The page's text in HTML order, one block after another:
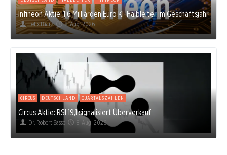
Infineon Aktie: 1,6 Milliarden Euro KI-Halbleiter im Geschäftsjahr
Felix Baarz 8. Aug. 2026
CIRCUS DEUTSCHLAND QUARTALSZAHLEN
Circus Aktie: RSI 19,1 signalisiert Überverkauf
Dr. Robert Sasse 8. Aug. 2026